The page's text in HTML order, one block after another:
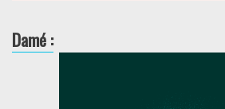
Damé :